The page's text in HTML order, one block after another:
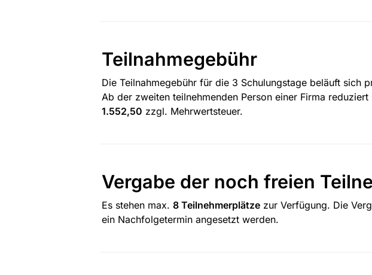
Teilnahmegebühr
Die Teilnahmegebühr für die 3 Schulungstage beläuft sich
Ab der zweiten teilnehmenden Person einer Firma
1.552,50 zzgl. Mehrwertsteuer.
Vergabe der noch freien
Es stehen max. 8 Teilnehmerplätze zur Verfügung. Die
ein Nachfolgetermin angesetzt werden.